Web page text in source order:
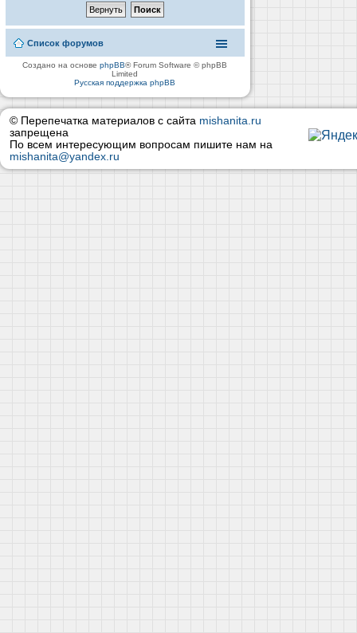
Список форумов
Создано на основеphpBB® Forum Software © phpBB
Limited
Русская поддержка phpBB
© Перепечатка материалов с сайта mishanita.ru
запрещена
По всем интересующим вопросам пишите нам на
mishanita@yandex.ru